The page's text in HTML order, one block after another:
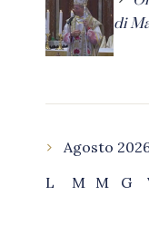
di
Agosto
L
M M G